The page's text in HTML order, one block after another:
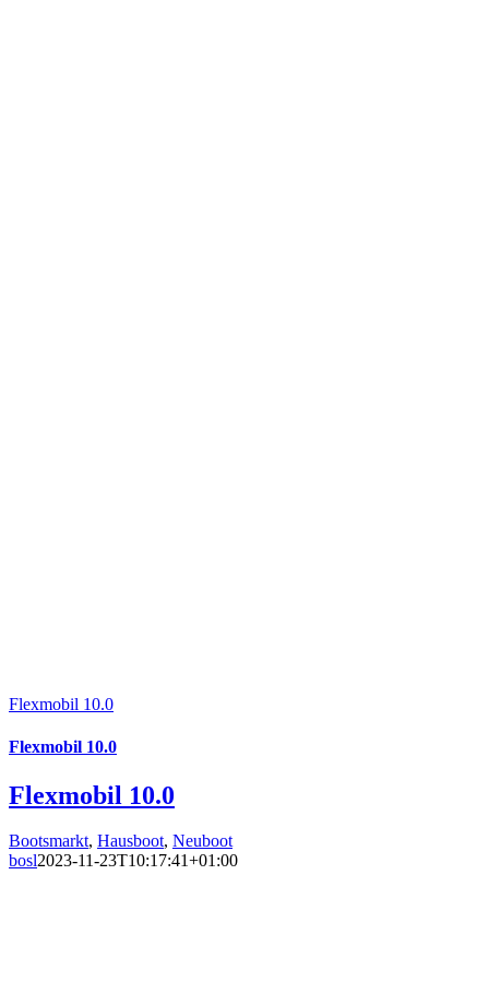
Flexmobil 10.0
Flexmobil 10.0
Flexmobil 10.0
Bootsmarkt, Hausboot, Neuboot
bosl2023-11-23T10:17:41+01:00